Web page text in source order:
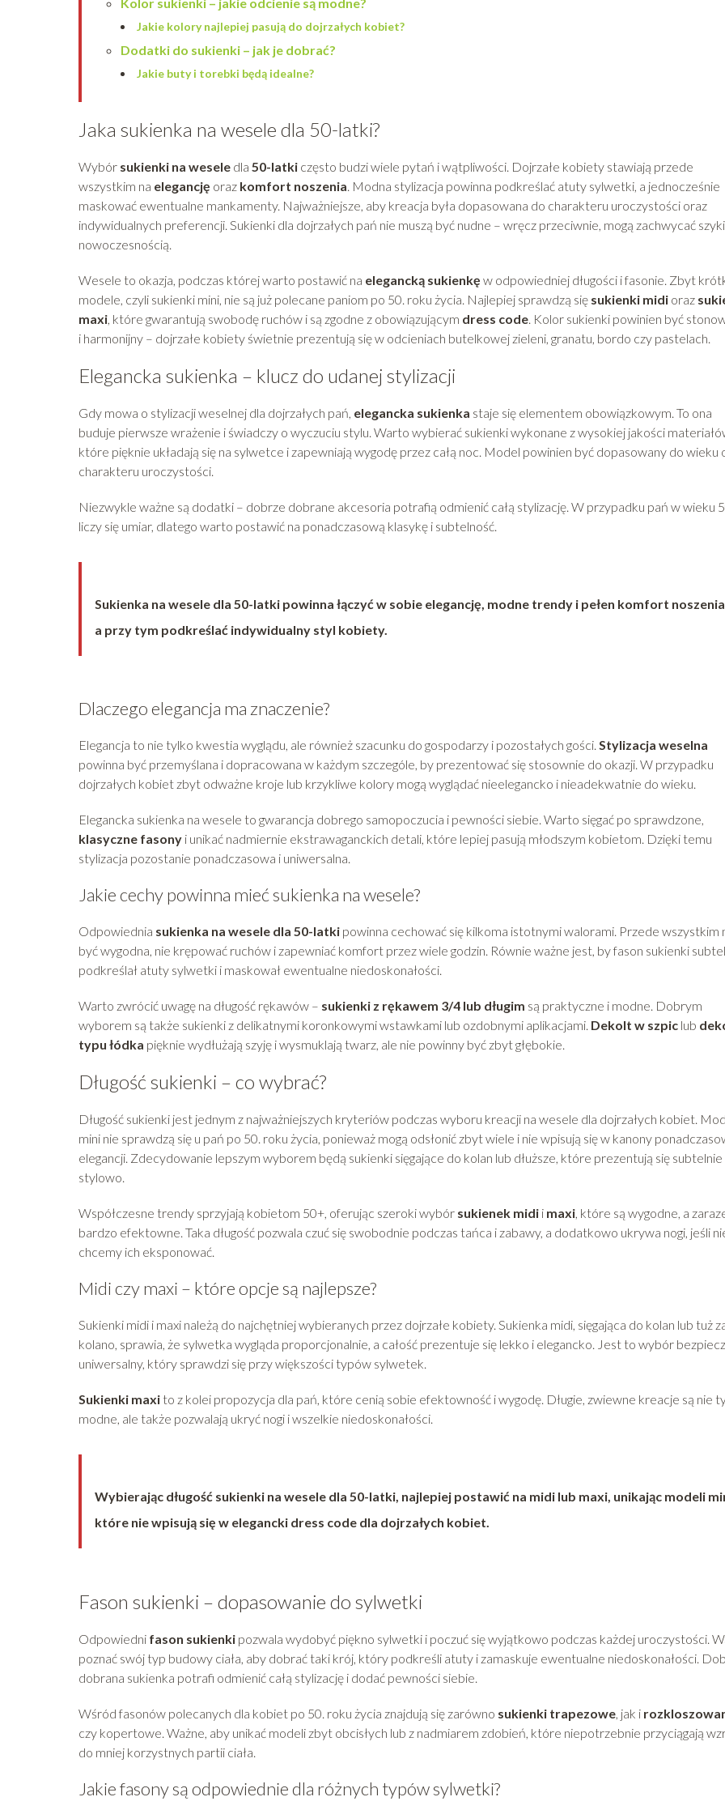
Jakie kolory najlepiej pasują do dojrzałych kobiet?
Dodatki do sukienki – jak je dobrać?
Jakie buty i torebki będą idealne?
Jaka sukienka na wesele dla 50-latki?
Wybór sukienki na wesele dla 50-latki często budzi wiele pytań i wątpliwości. Dojrzałe kobiety stawiają przede
wszystkim na elegancję oraz komfort noszenia. Modna stylizacja powinna podkreślać atuty sylwetki, a jednocześnie
maskować ewentualne mankamenty. Najważniejsze, aby kreacja była dopasowana do charakteru uroczystości oraz
indywidualnych preferencji. Sukienki dla dojrzałych pań nie muszą być nudne – wręcz przeciwnie, mogą zachwycać
nowoczesnością.
Wesele to okazja, podczas której warto postawić na elegancką sukienkę w odpowiedniej długości i fasonie. Zbyt
modele, czyli sukienki mini, nie są już polecane paniom po 50. roku życia. Najlepiej sprawdzą się sukienki midi oraz
maxi, które gwarantują swobodę ruchów i są zgodne z obowiązującym dress code. Kolor sukienki powinien być
i harmonijny – dojrzałe kobiety świetnie prezentują się w odcieniach butelkowej zieleni, granatu, bordo czy pastelach.
Elegancka sukienka – klucz do udanej stylizacji
Gdy mowa o stylizacji weselnej dla dojrzałych pań, elegancka sukienka staje się elementem obowiązkowym. To ona
buduje pierwsze wrażenie i świadczy o wyczuciu stylu. Warto wybierać sukienki wykonane z wysokiej jakości
które pięknie układają się na sylwetce i zapewniają wygodę przez całą noc. Model powinien być dopasowany do wieku
charakteru uroczystości.
Niezwykle ważne są dodatki – dobrze dobrane akcesoria potrafią odmienić całą stylizację. W przypadku pań w wieku
liczy się umiar, dlatego warto postawić na ponadczasową klasykę i subtelność.
Sukienka na wesele dla 50-latki powinna łączyć w sobie elegancję, modne trendy i pełen komfort
a przy tym podkreślać indywidualny styl kobiety.
Dlaczego elegancja ma znaczenie?
Elegancja to nie tylko kwestia wyglądu, ale również szacunku do gospodarzy i pozostałych gości. Stylizacja weselna
powinna być przemyślana i dopracowana w każdym szczególe, by prezentować się stosownie do okazji. W przypadku
dojrzałych kobiet zbyt odważne kroje lub krzykliwe kolory mogą wyglądać nieelegancko i nieadekwatnie do wieku.
Elegancka sukienka na wesele to gwarancja dobrego samopoczucia i pewności siebie. Warto sięgać po sprawdzone,
klasyczne fasony i unikać nadmiernie ekstrawaganckich detali, które lepiej pasują młodszym kobietom. Dzięki temu
stylizacja pozostanie ponadczasowa i uniwersalna.
Jakie cechy powinna mieć sukienka na wesele?
Odpowiednia sukienka na wesele dla 50-latki powinna cechować się kilkoma istotnymi walorami. Przede wszystkim
być wygodna, nie krępować ruchów i zapewniać komfort przez wiele godzin. Równie ważne jest, by fason sukienki
podkreślał atuty sylwetki i maskował ewentualne niedoskonałości.
Warto zwrócić uwagę na długość rękawów – sukienki z rękawem 3/4 lub długim są praktyczne i modne. Dobrym
wyborem są także sukienki z delikatnymi koronkowymi wstawkami lub ozdobnymi aplikacjami. Dekolt w szpic lub
typu łódka pięknie wydłużają szyję i wysmuklają twarz, ale nie powinny być zbyt głębokie.
Długość sukienki – co wybrać?
Długość sukienki jest jednym z najważniejszych kryteriów podczas wyboru kreacji na wesele dla dojrzałych kobiet.
mini nie sprawdzą się u pań po 50. roku życia, ponieważ mogą odsłonić zbyt wiele i nie wpisują się w kanony
elegancji. Zdecydowanie lepszym wyborem będą sukienki sięgające do kolan lub dłuższe, które prezentują się subtelnie
stylowo.
Współczesne trendy sprzyjają kobietom 50+, oferując szeroki wybór sukienek midi i maxi, które są wygodne, a
bardzo efektowne. Taka długość pozwala czuć się swobodnie podczas tańca i zabawy, a dodatkowo ukrywa nogi, jeśli
chcemy ich eksponować.
Midi czy maxi – które opcje są najlepsze?
Sukienki midi i maxi należą do najchętniej wybieranych przez dojrzałe kobiety. Sukienka midi, sięgająca do kolan lub tuż
kolano, sprawia, że sylwetka wygląda proporcjonalnie, a całość prezentuje się lekko i elegancko. Jest to wybór
uniwersalny, który sprawdzi się przy większości typów sylwetek.
Sukienki maxi to z kolei propozycja dla pań, które cenią sobie efektowność i wygodę. Długie, zwiewne kreacje są nie
modne, ale także pozwalają ukryć nogi i wszelkie niedoskonałości.
Wybierając długość sukienki na wesele dla 50-latki, najlepiej postawić na midi lub maxi, unikając modeli
które nie wpisują się w elegancki dress code dla dojrzałych kobiet.
Fason sukienki – dopasowanie do sylwetki
Odpowiedni fason sukienki pozwala wydobyć piękno sylwetki i poczuć się wyjątkowo podczas każdej uroczystości.
poznać swój typ budowy ciała, aby dobrać taki krój, który podkreśli atuty i zamaskuje ewentualne niedoskonałości.
dobrana sukienka potrafi odmienić całą stylizację i dodać pewności siebie.
Wśród fasonów polecanych dla kobiet po 50. roku życia znajdują się zarówno sukienki trapezowe, jak i
czy kopertowe. Ważne, aby unikać modeli zbyt obcisłych lub z nadmiarem zdobień, które niepotrzebnie przyciągają
do mniej korzystnych partii ciała.
Jakie fasony są odpowiednie dla różnych typów sylwetki?